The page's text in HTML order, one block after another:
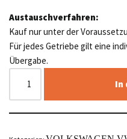
Austauschverfahren:
Kauf nur unter der
Für jedes Getriebe gilt eine
Übergabe.
In